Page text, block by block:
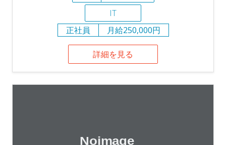
IT
正社員
月給250,000円
詳細を見る